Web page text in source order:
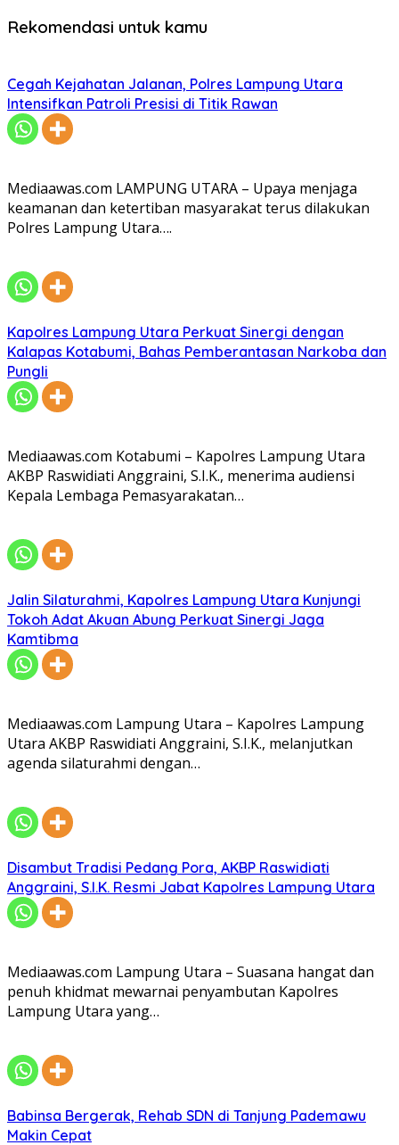
Rekomendasi untuk kamu
Cegah Kejahatan Jalanan, Polres Lampung Utara
Intensifkan Patroli Presisi di Titik Rawan
Mediaawas.com LAMPUNG UTARA – Upaya menjaga
keamanan dan ketertiban masyarakat terus dilakukan
Polres Lampung Utara….
Kapolres Lampung Utara Perkuat Sinergi dengan
Kalapas Kotabumi, Bahas Pemberantasan Narkoba dan
Pungli
Mediaawas.com Kotabumi – Kapolres Lampung Utara
AKBP Raswidiati Anggraini, S.I.K., menerima audiensi
Kepala Lembaga Pemasyarakatan…
Jalin Silaturahmi, Kapolres Lampung Utara Kunjungi
Tokoh Adat Akuan Abung Perkuat Sinergi Jaga
Kamtibma
Mediaawas.com Lampung Utara – Kapolres Lampung
Utara AKBP Raswidiati Anggraini, S.I.K., melanjutkan
agenda silaturahmi dengan…
Disambut Tradisi Pedang Pora, AKBP Raswidiati
Anggraini, S.I.K. Resmi Jabat Kapolres Lampung Utara
Mediaawas.com Lampung Utara – Suasana hangat dan
penuh khidmat mewarnai penyambutan Kapolres
Lampung Utara yang…
Babinsa Bergerak, Rehab SDN di Tanjung Pademawu
Makin Cepat